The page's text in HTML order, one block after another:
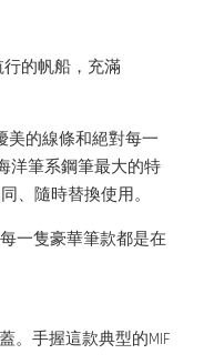
的帆船，充滿
美的線條和絕對每一
洋筆系鋼筆最大的特
、隨時替換使用。
一隻豪華筆款都是在
。手握這款典型的MIF